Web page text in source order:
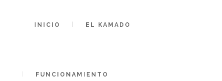
INICIO EL KAMADO
FUNCIONAMIENTO